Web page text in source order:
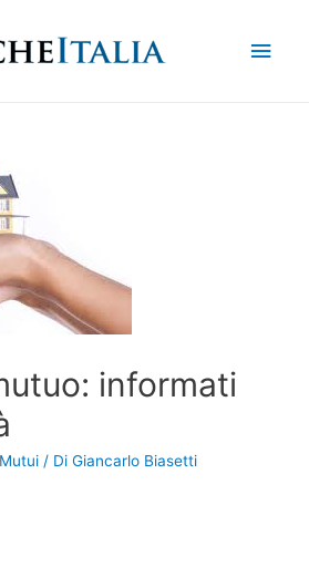
informati
Mutui / Di Giancarlo Biasetti